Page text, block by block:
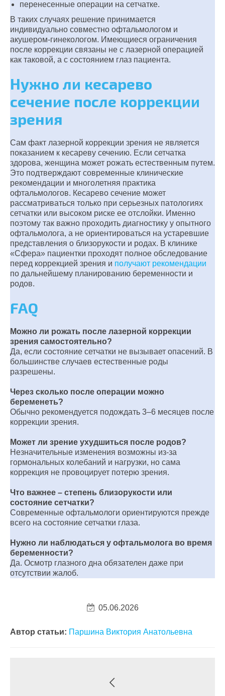
перенесенные операции на сетчатке.
В таких случаях решение принимается
индивидуально совместно офтальмологом и
акушером-гинекологом. Имеющиеся ограничения
после коррекции связаны не с лазерной операцией
как таковой, а с состоянием глаз пациента.
Нужно ли кесарево
сечение после коррекции
зрения
Сам факт лазерной коррекции зрения не является
показанием к кесареву сечению. Если сетчатка
здорова, женщина может рожать естественным путем.
Это подтверждают современные клинические
рекомендации и многолетняя практика
офтальмологов. Кесарево сечение может
рассматриваться только при серьезных патологиях
сетчатки или высоком риске ее отслойки. Именно
поэтому так важно проходить диагностику у опытного
офтальмолога, а не ориентироваться на устаревшие
представления о близорукости и родах. В клинике
«Сфера» пациентки проходят полное обследование
перед коррекцией зрения и получают рекомендации
по дальнейшему планированию беременности и
родов.
FAQ
Можно ли рожать после лазерной коррекции
зрения самостоятельно?
Да, если состояние сетчатки не вызывает опасений. В
большинстве случаев естественные роды
разрешены.
Через сколько после операции можно
беременеть?
Обычно рекомендуется подождать 3–6 месяцев после
коррекции зрения.
Может ли зрение ухудшиться после родов?
Незначительные изменения возможны из-за
гормональных колебаний и нагрузки, но сама
коррекция не провоцирует потерю зрения.
Что важнее – степень близорукости или
состояние сетчатки?
Современные офтальмологи ориентируются прежде
всего на состояние сетчатки глаза.
Нужно ли наблюдаться у офтальмолога во время
беременности?
Да. Осмотр глазного дна обязателен даже при
отсутствии жалоб.
05.06.2026
Автор статьи: Паршина Виктория Анатольевна